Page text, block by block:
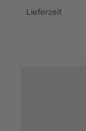
Lieferzeit